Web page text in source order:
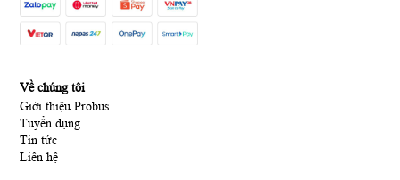
Về chúng tôi
Giới thiệu Probus
Tuyển dụng
Tin tức
Liên hệ